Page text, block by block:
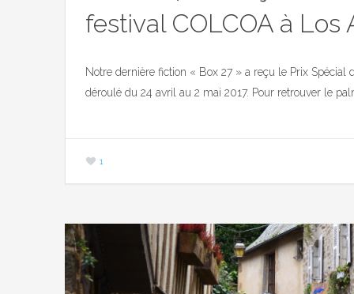
festival COLCOA à
Notre dernière fiction « Box 27 » a reçu le Prix Spécial
déroulé du 24 avril au 2 mai 2017. Pour retrouver le
1